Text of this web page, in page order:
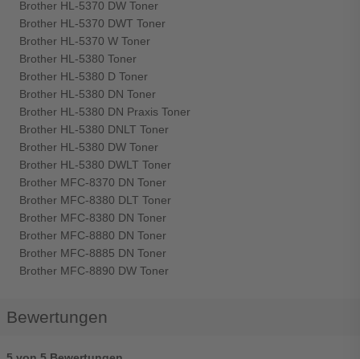
Brother HL-5370 DW Toner
Brother HL-5370 DWT Toner
Brother HL-5370 W Toner
Brother HL-5380 Toner
Brother HL-5380 D Toner
Brother HL-5380 DN Toner
Brother HL-5380 DN Praxis Toner
Brother HL-5380 DNLT Toner
Brother HL-5380 DW Toner
Brother HL-5380 DWLT Toner
Brother MFC-8370 DN Toner
Brother MFC-8380 DLT Toner
Brother MFC-8380 DN Toner
Brother MFC-8880 DN Toner
Brother MFC-8885 DN Toner
Brother MFC-8890 DW Toner
Bewertungen